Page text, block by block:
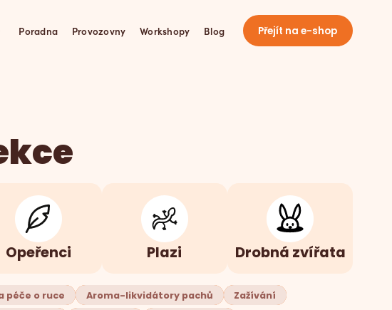
Poradna Provozovny Workshopy Blog Přejít na e-shop
Opeřenci Plazi Drobná zvířata
péče o ruce Aroma-likvidátory pachů
Zažívání